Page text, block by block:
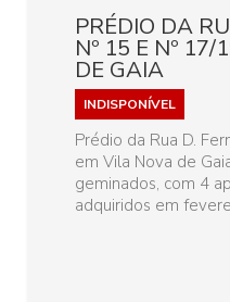
PRÉDIO DA
Nº 15 E Nº
DE GAIA
INDISPONÍVEL
Prédio da Rua D.
em Vila Nova de
geminados, com 4
adquiridos em